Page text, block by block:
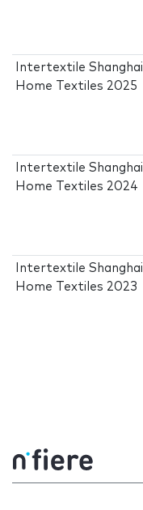
Intertextile Shanghai
Home Textiles 2025
Intertextile Shanghai
Home Textiles 2024
Intertextile Shanghai
Home Textiles 2023